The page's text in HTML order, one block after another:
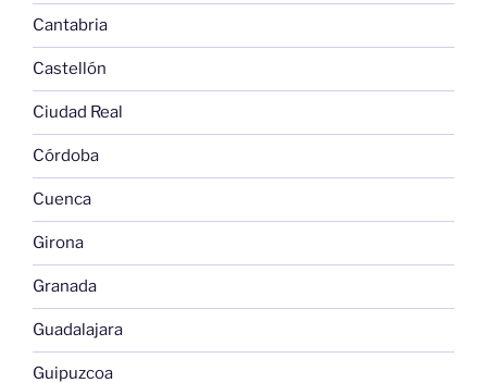
Cantabria
Castellón
Ciudad Real
Córdoba
Cuenca
Girona
Granada
Guadalajara
Guipuzcoa